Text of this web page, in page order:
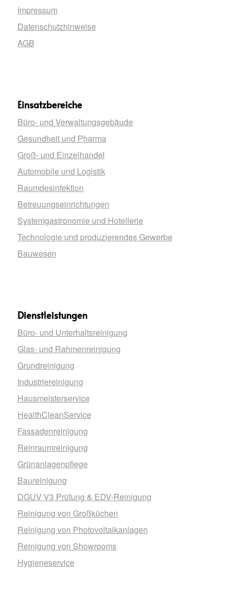
Impressum
Datenschutzhinweise
AGB
Einsatzbereiche
Büro- und Verwaltungsgebäude
Gesundheit und Pharma
Groß- und Einzelhandel
Automobile und Logistik
Raumdesinfektion
Betreuungseinrichtungen
Systemgastronomie und Hotellerie
Technologie und produzierendes Gewerbe
Bauwesen
Dienstleistungen
Büro- und Unterhaltsreinigung
Glas- und Rahmenreinigung
Grundreinigung
Industriereinigung
Hausmeisterservice
HealthCleanService
Fassadenreinigung
Reinraumreinigung
Grünanlagenpflege
Baureinigung
DGUV V3 Prüfung & EDV-Reinigung
Reinigung von Großküchen
Reinigung von Photovoltaikanlagen
Reinigung von Showrooms
Hygieneservice